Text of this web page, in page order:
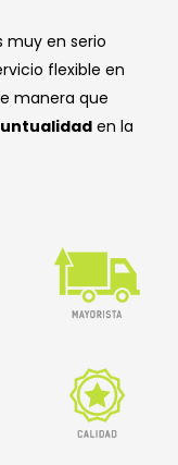
muy en serio
flexible en
manera que
en la